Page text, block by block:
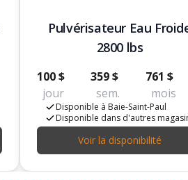
Pulvérisateur Eau
2800 lbs
100 $
jour
359 $
sem.
761 $
mois
Disponible à Baie-Saint-Paul
Disponible dans d'autres
Voir la disponibilité